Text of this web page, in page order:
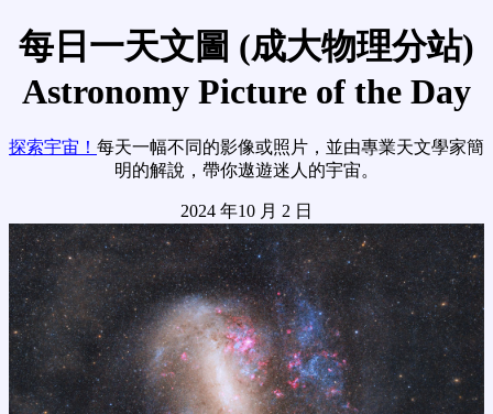
每日一天文圖 (成大物理分站)
Astronomy Picture of the Day
探索宇宙！ 每天一幅不同的影像或照片，並由專業天文學家簡
明的解說，帶你遨遊迷人的宇宙。
2024 年10 月 2 日